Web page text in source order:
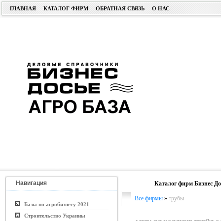
ГЛАВНАЯ КАТАЛОГ ФИРМ ОБРАТНАЯ СВЯЗЬ О НАС
Навигация
Базы по агробизнесу 2021
Строительство Украины
Каталог фирм Бизнес
Все фирмы » трубы